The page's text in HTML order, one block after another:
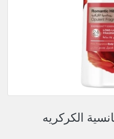
الكركريه